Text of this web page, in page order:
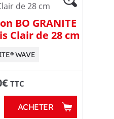
BO GRANITE
Clair de 28 cm
WAVE
€ TTC
ACHETER